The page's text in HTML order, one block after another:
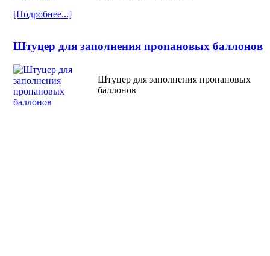
[Подробнее...]
Штуцер для заполнения пропановых баллонов
Штуцер для заполнения пропановых
баллонов